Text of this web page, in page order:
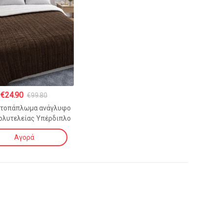
€24.90 €99.80
ανάγλυφο
Υπέρδιπλο
ΚΑΦΕ 240×260 cm
Αγορά